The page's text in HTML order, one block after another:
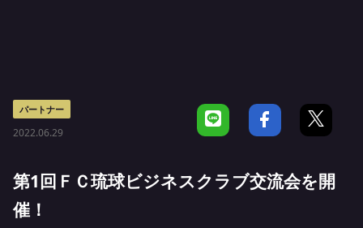
パートナー
2022.06.29
第1回ＦＣ琉球ビジネスクラブ交流会を開
催！